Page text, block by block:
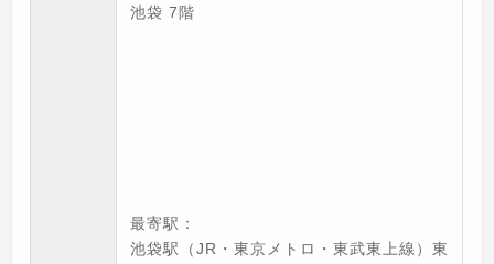
池袋 7階
最寄駅：
池袋駅（JR・東京メトロ・東武東上線）東